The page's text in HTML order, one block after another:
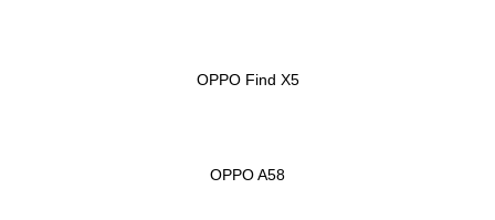
OPPO Find X5
OPPO A58